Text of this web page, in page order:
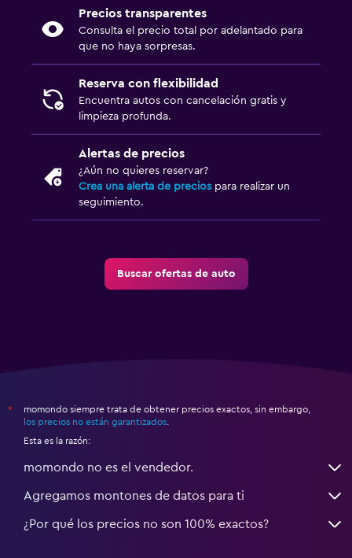
Precios transparentes
Consulta el precio total por adelantado para
que no haya sorpresas.
Reserva con flexibilidad
Encuentra autos con cancelación gratis y
limpieza profunda.
Alertas de precios
¿Aún no quieres reservar?
Crea una alerta de precios para realizar un
seguimiento.
Buscar ofertas de auto
*
momondo siempre trata de obtener precios exactos, sin embargo,
los precios no están garantizados
Esta es la razón:
momondo no es el vendedor.
Agregamos montones de datos para ti
¿Por qué los precios no son 100% exactos?